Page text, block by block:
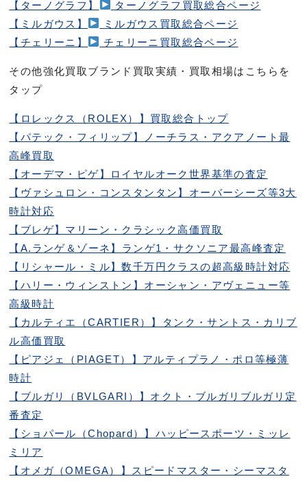
【ターノグラフ】
ターノグラフ買取総合ページ
【ミルガウス】
ミルガウス買取総合ページ
【チェリーニ】
チェリーニ買取総合ページ
その他強化買取ブランド買取実績・買取相場はこちらを
タップ
【ロレックス（ROLEX）】買取総合トップ
【パテック・フィリップ】ノーチラス・アクアノート最
高峰買取
【オーデマ・ピゲ】ロイヤルオーク世界基準の査定
【ヴァシュロン・コンスタンタン】オーバーシーズ等3大
時計対応
【ブレゲ】マリーン・クラシック高価買取
【A.ランゲ＆ゾーネ】ランゲ1・サクソニア最高峰査定
【リシャール・ミル】数千万円クラスの超高級時計対応
【ハリー・ウィンストン】オーシャン・アヴェニュー等
高級時計
【カルティエ（CARTIER）】タンク・サントス・カリブ
ル高価買取
【ピアジェ（PIAGET）】アルティプラノ・ポロ等極薄
時計
【ブルガリ（BVLGARI）】オクト・ブルガリブルガリ定
番査定
【ショパール（Chopard）】ハッピースポーツ・ミッレ
ミリア
【オメガ（OMEGA）】スピードマスター・シーマスタ